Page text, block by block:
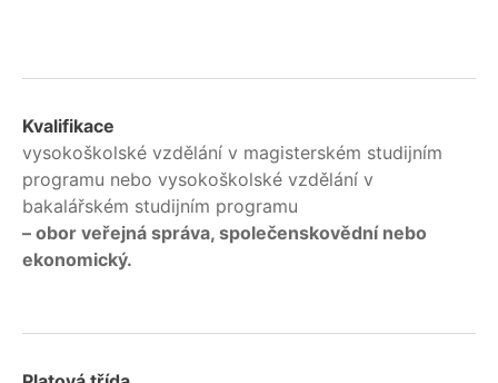
Kvalifikace
vysokoškolské vzdělání v magisterském studijním
programu nebo vysokoškolské vzdělání v
bakalářském studijním programu
– obor veřejná správa, společenskovědní nebo
ekonomický.